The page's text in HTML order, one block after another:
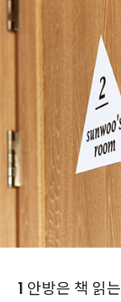
1 안방은 책 읽